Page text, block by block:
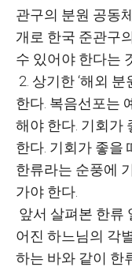
관구의 분원 공동
개로 한국 준관구
수 있어야 한다는
2. 상기한 ‘해외
한다. 복음선포는
해야 한다. 기회가
한다. 기회가 좋을
한류라는 순풍에
가야 한다.
앞서 살펴본 한류
어진 하느님의 각
하는 바와 같이 한